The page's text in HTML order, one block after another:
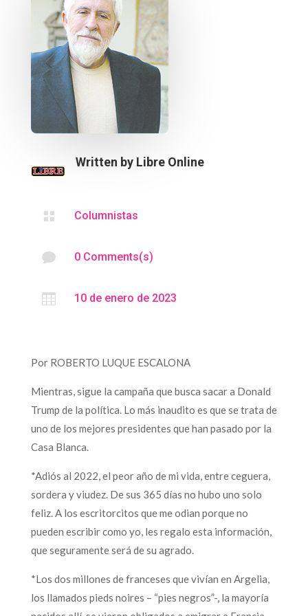
Written by Libre Online
 Columnistas
 0 Comments(s)
 10 de enero de 2023
Por ROBERTO LUQUE ESCALONA
Mientras, sigue la campaña que busca sacar a Donald
Trump de la política. Lo más inaudito es que se trata de
uno de los mejores presidentes que han pasado por la
Casa Blanca.
*Adiós al 2022, el peor año de mi vida, entre ceguera,
sordera y viudez. De sus 365 días no hubo uno solo
feliz. A los escritorcitos que me odian porque no
pueden escribir como yo, les regalo esta información,
que seguramente será de su agrado.
*Los dos millones de franceses que vivían en Argelia,
los llamados pieds noires – “pies negros”-, la mayoría